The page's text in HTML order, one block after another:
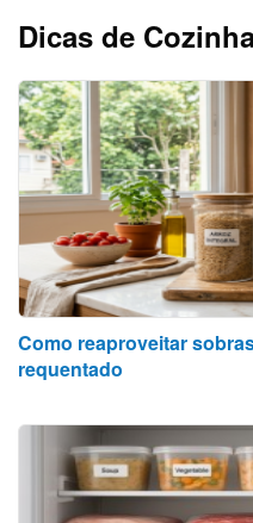
Dicas de Cozinha
Como reaproveitar
requentado